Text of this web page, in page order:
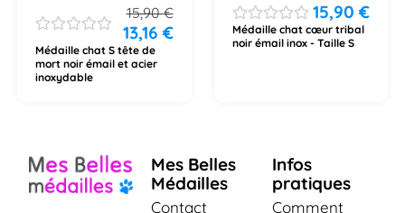
15,90€
13,16 €
Médaille chat S tête de
mort noir émail et acier
inoxydable
15,90€
Médaille chat cœur tribal
noir émail inox - Taille S
Mes Belles
Médailles
Contact
Infos
pratiques
Comment